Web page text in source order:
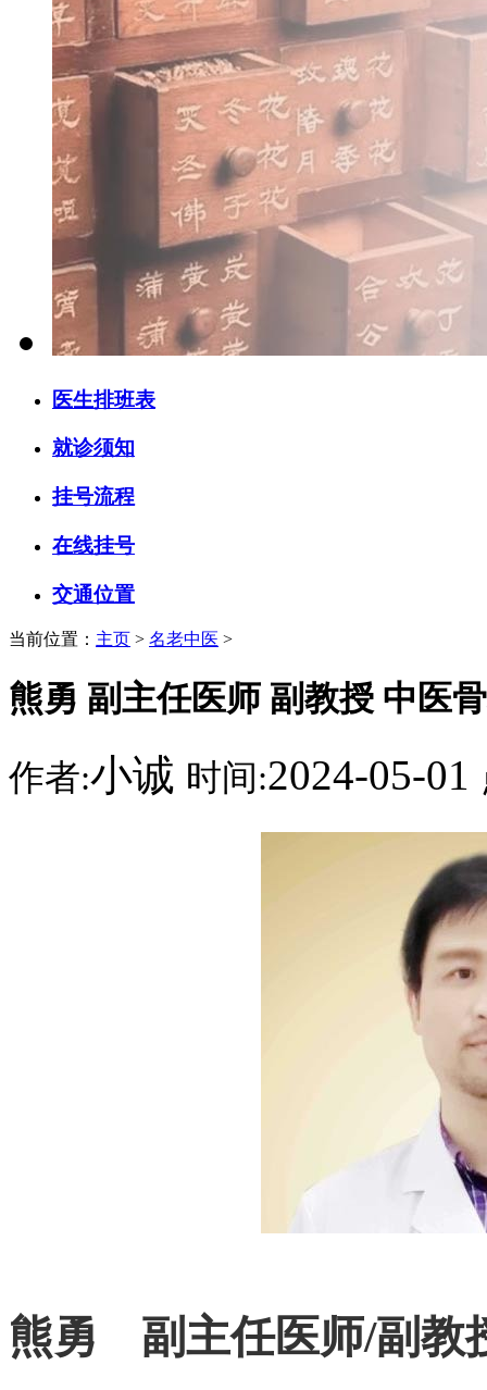
医生排班表
就诊须知
挂号流程
在线挂号
交通位置
当前位置： 主页 > 名老中医 >
熊勇 副主任医师 副教授 中医
作者:小诚 时间:2024-05-01
熊勇 副主任医师/副教